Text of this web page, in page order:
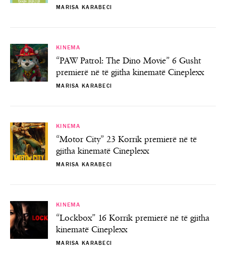
MARISA KARABECI
KINEMA
“PAW Patrol: The Dino Movie” 6 Gusht
premierë në të gjitha kinematë Cineplexx
MARISA KARABECI
KINEMA
“Motor City” 23 Korrik premierë në të
gjitha kinematë Cineplexx
MARISA KARABECI
KINEMA
“Lockbox” 16 Korrik premierë në të gjitha
kinematë Cineplexx
MARISA KARABECI